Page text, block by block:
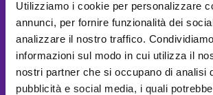
Utilizziamo i cookie per personalizzare
annunci, per fornire funzionalità dei
analizzare il nostro traffico.
informazioni sul modo in cui utilizza il
nostri partner che si occupano di analisi
pubblicità e social media, i quali